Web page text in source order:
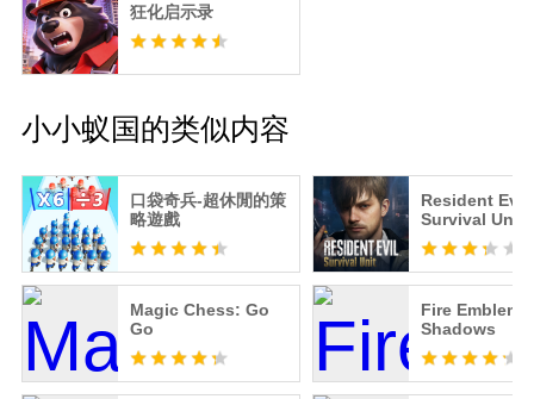
狂化启示录
小小蚁国的类似内容
口袋奇兵-超休閒的策
略遊戲
Resident Evil
Survival Unit
Magic Chess: Go
Go
Fire Emblem
Shadows